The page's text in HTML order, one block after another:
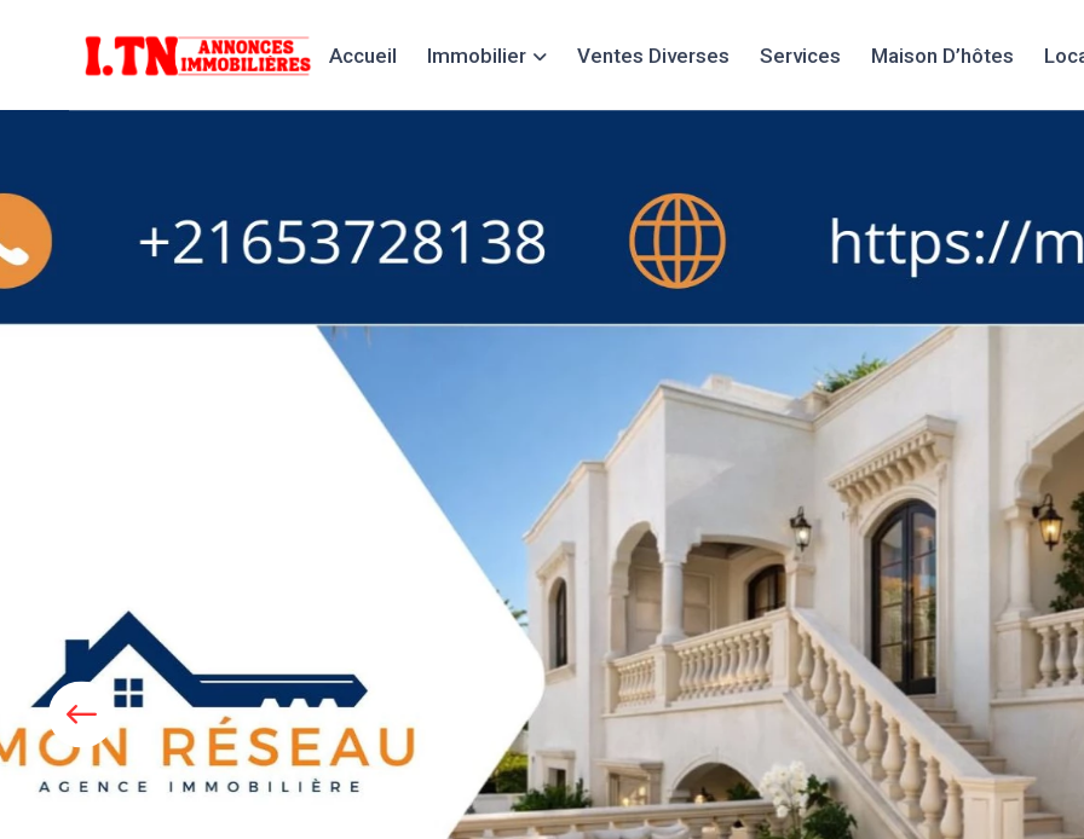
Accueil Immobilier Ventes Diverses Services Maison D’hôtes